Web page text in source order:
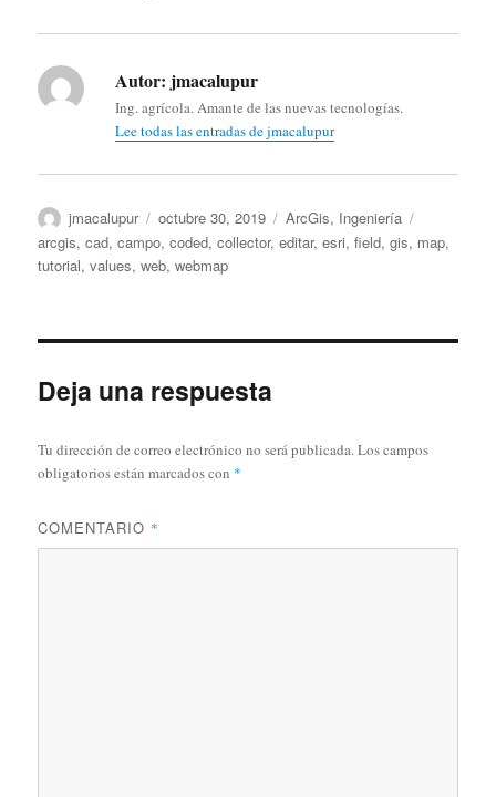
Autor: jmacalupur
Ing. agrícola. Amante de las nuevas tecnologías.
Lee todas las entradas de jmacalupur
Autor
jmacalupur
Publicado
el
octubre 30, 2019 Categorías
ArcGis, Ingeniería
arcgis,cad,campo,coded,collector,editar,esri,field,gis, map,
tutorial,values,web,webmap
Deja una respuesta
Tu dirección de correo electrónico no será publicada.Los campos
obligatorios están marcados con *
COMENTARIO *